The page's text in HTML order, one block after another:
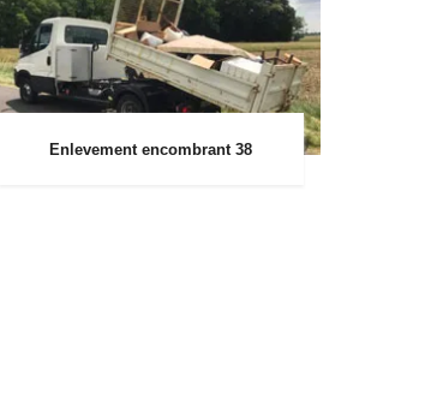
Enlevement encombrant 38